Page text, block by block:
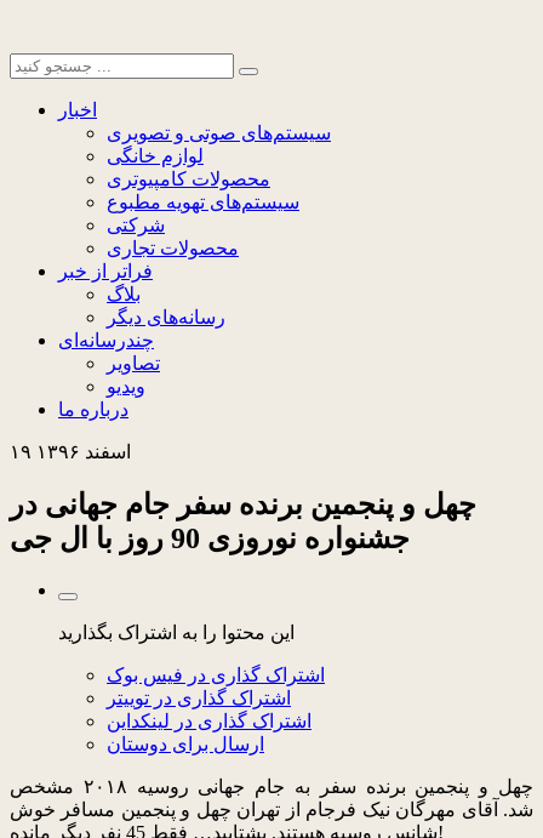
اخبار
سیستم‌های صوتی و تصویری
لوازم خانگی
محصولات کامپیوتری
سیستم‌های تهویه مطبوع
شرکتی
محصولات تجاری
فراتر از خبر
بلاگ
رسانه‌های دیگر
چندرسانه‌ای
تصاویر
ویدیو
درباره ما
۱۹ اسفند ۱۳۹۶
چهل و پنجمین برنده سفر جام جهانی در
جشنواره نوروزی 90 روز با ال جی
این محتوا را به اشتراک بگذارید
اشتراک گذاری در فیس بوک
اشتراک گذاری در توییتر
اشتراک گذاری در لینکداین
ارسال برای دوستان
چهل و پنجمین برنده سفر به جام جهانی روسیه ۲۰۱۸ مشخص
شد. آقای مهرگان نیک فرجام از تهران چهل و پنجمین مسافر خوش
شانس روسیه هستند. بشتابید… فقط 45 نفر دیگر مانده!